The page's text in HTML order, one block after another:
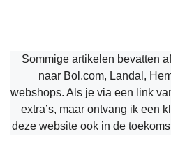
Sommige artikelen bevatten
naar Bol.com, Landal,
webshops. Als je via een link
extra’s, maar ontvang ik een
deze website ook in de